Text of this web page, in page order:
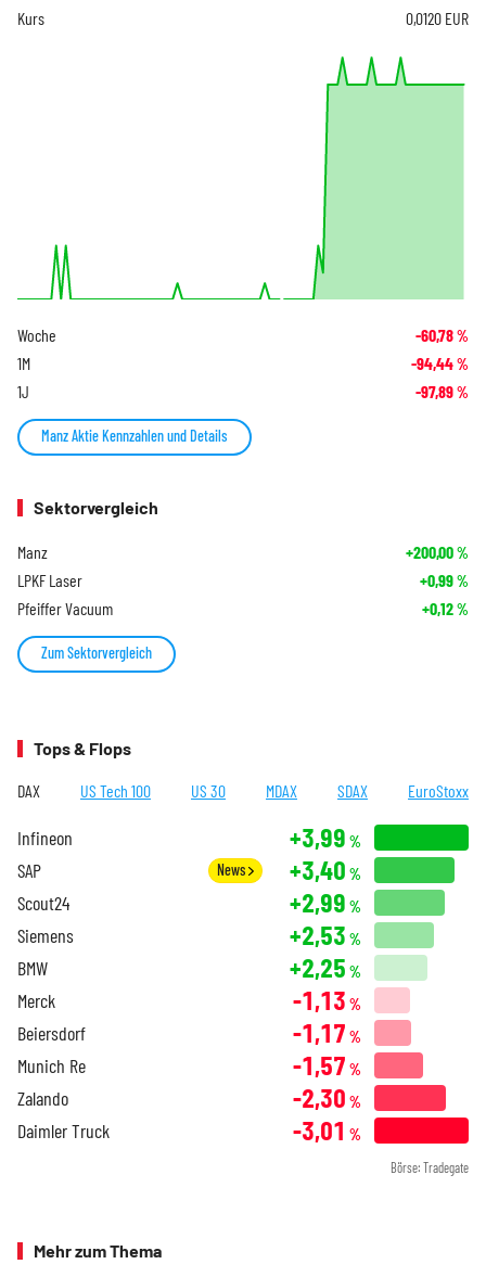
Kurs 0,0120 EUR
Woche -60,78%
1M -94,44%
1J -97,89%
Manz Aktie Kennzahlen und Details
Sektorvergleich
Manz +200,00%
LPKF Laser +0,99%
Pfeiffer Vacuum +0,12%
Zum Sektorvergleich
Tops & Flops
DAX US Tech 100 US 30 MDAX SDAX EuroStoxx
Infineon +3,99 %
SAP News +3,40 %
Scout24 +2,99 %
Siemens +2,53 %
BMW +2,25 %
Merck -1,13 %
Beiersdorf -1,17 %
Munich Re -1,57 %
Zalando -2,30 %
Daimler Truck -3,01 %
Börse: Tradegate
Mehr zum Thema